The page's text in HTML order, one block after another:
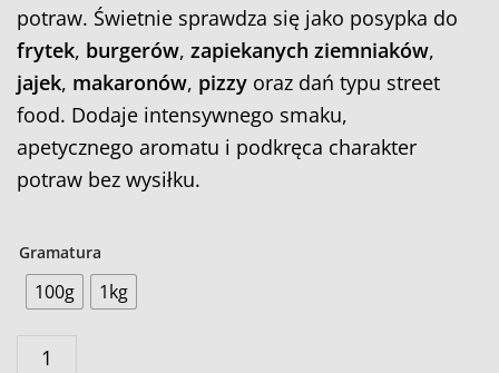
potraw. Świetnie sprawdza się jako posypka do
frytek, burgerów, zapiekanych ziemniaków,
jajek, makaronów, pizzy oraz dań typu street
food. Dodaje intensywnego smaku,
apetycznego aromatu i podkręca charakter
potraw bez wysiłku.
Gramatura
100g 1kg
ilość